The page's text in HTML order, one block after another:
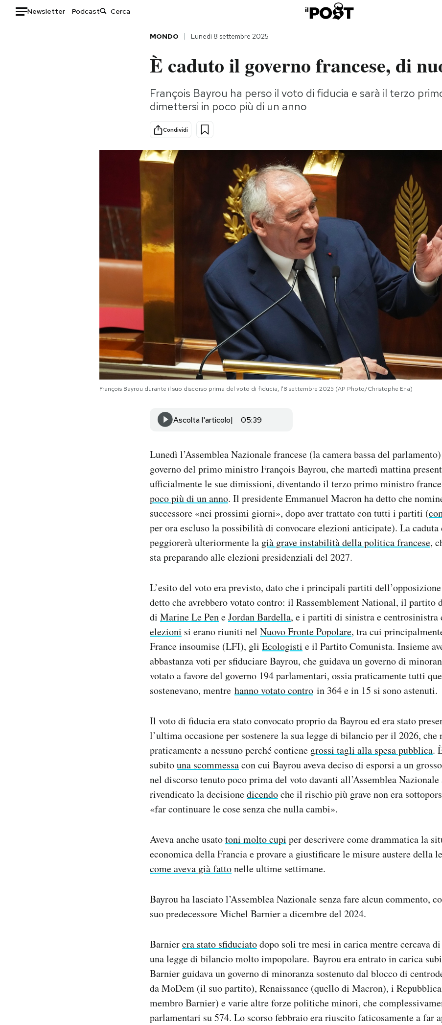
Newsletter Podcast
Consumismi
Storie/Idee
Ok Boomer!
Media
Mondiali calcio 2026
MONDO Lunedì 8 settembre 2025
È caduto il governo francese, di
François Bayrou ha perso il voto di fiducia e sarà il terzo
dimettersi in poco più di un anno
Condividi
François Bayrou durante il suo discorso prima del voto di fiducia, l'8 settembre 2025 (AP Photo/Christophe Ena)
Ascolta l'articolo 05:39
Lunedì l’Assemblea Nazionale francese (la camera bassa del
governo del primo ministro François Bayrou, che martedì mattina
ufficialmente le sue dimissioni, diventando il terzo primo ministro
poco più di un anno. Il presidente Emmanuel Macron ha detto che
successore «nei prossimi giorni», dopo aver trattato con tutti i partiti (
per ora escluso la possibilità di convocare elezioni anticipate). La caduta
peggiorerà ulteriormente la già grave instabilità della politica francese,
sta preparando alle elezioni presidenziali del 2027.
L’esito del voto era previsto, dato che i principali partiti
detto che avrebbero votato contro: il Rassemblement National, il partito
di Marine Le PeneJordan Bardella, e i partiti di sinistra e centrosinistra
elezioni si erano riuniti nel Nuovo Fronte Popolare, tra cui
France insoumise (LFI), gli Ecologisti e il Partito Comunista. Insieme
abbastanza voti per sfiduciare Bayrou, che guidava un governo di
votato a favore del governo 194 parlamentari, ossia praticamente tutti
sostenevano, mentre hanno votato contro in 364 e in 15 si sono astenuti.
Il voto di fiducia era stato convocato proprio da Bayrou ed era stato
l’ultima occasione per sostenere la sua legge di bilancio per il 2026, che
praticamente a nessuno perché contiene grossi tagli alla spesa pubblica.
subitouna scommessacon cui Bayrou aveva deciso di esporsi a un
nel discorso tenuto poco prima del voto davanti all’Assemblea Nazionale
rivendicato la decisionedicendoche il rischio più grave non era
«far continuare le cose senza che nulla cambi».
Aveva anche usatotoni molto cupi per descrivere come drammatica la
economica della Francia e provare a giustificare le misure austere della
come aveva già fattonelle ultime settimane.
Bayrou ha lasciato l’Assemblea Nazionale senza fare alcun commento,
suo predecessore Michel Barnier a dicembre del 2024.
Barnierera stato sfiduciatodopo soli tre mesi in carica mentre cercava
una legge di bilancio molto impopolare. Bayrou era entrato in carica
Barnier guidava un governo di minoranza sostenuto dal blocco di
da MoDem (il suo partito), Renaissance (quello di Macron), i
membro Barnier) e varie altre forze politiche minori, che
parlamentari su 574. Lo scorso febbraio era riuscito faticosamente a far